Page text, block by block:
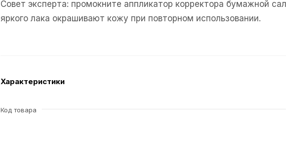
Совет эксперта: промокните аппликатор корректора бумажной
яркого лака окрашивают кожу при повторном использовании.
Характеристики
Код товара